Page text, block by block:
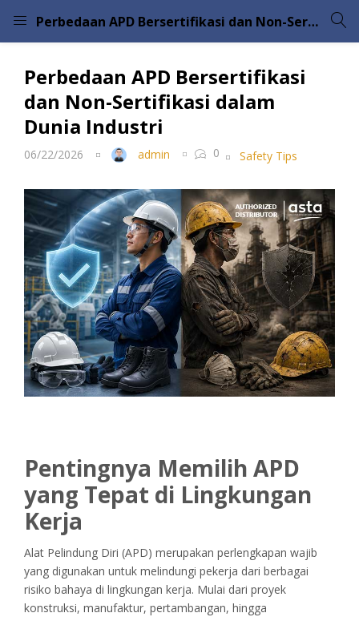
Perbedaan APD Bersertifikasi dan Non-Sertifikasi dalam Dunia Industri
LOGIN
Enter your username and password to login.
Remember me
Lost password?
Please enter an answer in digits:
one × four =
Perbedaan APD Bersertifikasi
dan Non-Sertifikasi dalam
Dunia Industri
06/22/2026 admin 0 Safety Tips
Pentingnya Memilih APD
yang Tepat di Lingkungan
Kerja
Alat Pelindung Diri (APD) merupakan perlengkapan wajib
yang digunakan untuk melindungi pekerja dari berbagai
risiko bahaya di lingkungan kerja. Mulai dari proyek
konstruksi, manufaktur, pertambangan, hingga